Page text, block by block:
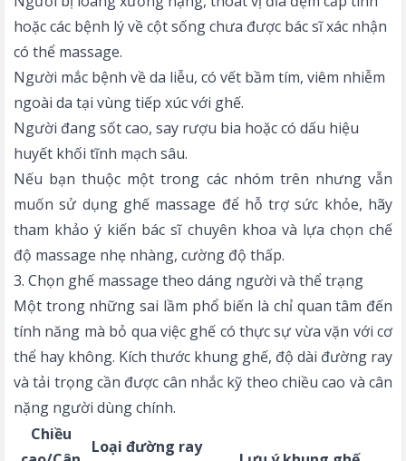
hoặc các bệnh lý về cột sống chưa được bác sĩ xác nhận
có thể massage.
Người mắc bệnh về da liễu, có vết bầm tím, viêm nhiễm
ngoài da tại vùng tiếp xúc với ghế.
Người đang sốt cao, say rượu bia hoặc có dấu hiệu
huyết khối tĩnh mạch sâu.
Nếu bạn thuộc một trong các nhóm trên nhưng vẫn
muốn sử dụng ghế massage để hỗ trợ sức khỏe, hãy
tham khảo ý kiến bác sĩ chuyên khoa và lựa chọn chế
độ massage nhẹ nhàng, cường độ thấp.
3. Chọn ghế massage theo dáng người và thể trạng
Một trong những sai lầm phổ biến là chỉ quan tâm đến
tính năng mà bỏ qua việc ghế có thực sự vừa vặn với cơ
thể hay không. Kích thước khung ghế, độ dài đường ray
và tải trọng cần được cân nhắc kỹ theo chiều cao và cân
nặng người dùng chính.
Chiều
Loại đường ray